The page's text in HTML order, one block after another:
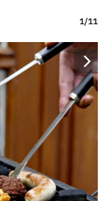
1/11